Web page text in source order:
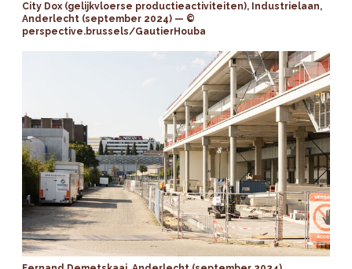
City Dox (gelijkvloerse productieactiviteiten), Industrielaan,
Anderlecht (september 2024) — ©
perspective.brussels/GautierHouba